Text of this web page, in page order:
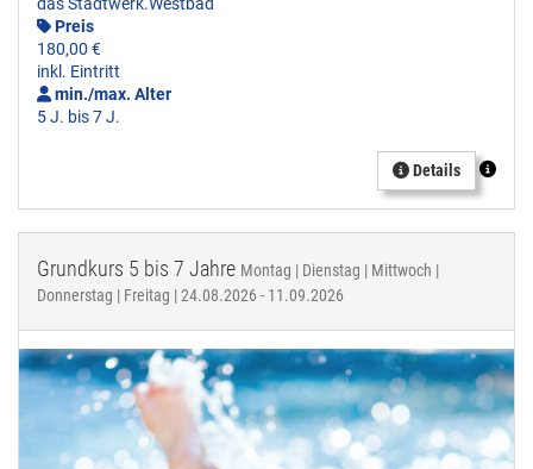
Preis
180,00 €
inkl. Eintritt
min./max. Alter
5 J. bis 7 J.
Details
Grundkurs 5 bis 7 Jahre Montag | Dienstag | Mittwoch |
Donnerstag | Freitag | 24.08.2026 - 11.09.2026